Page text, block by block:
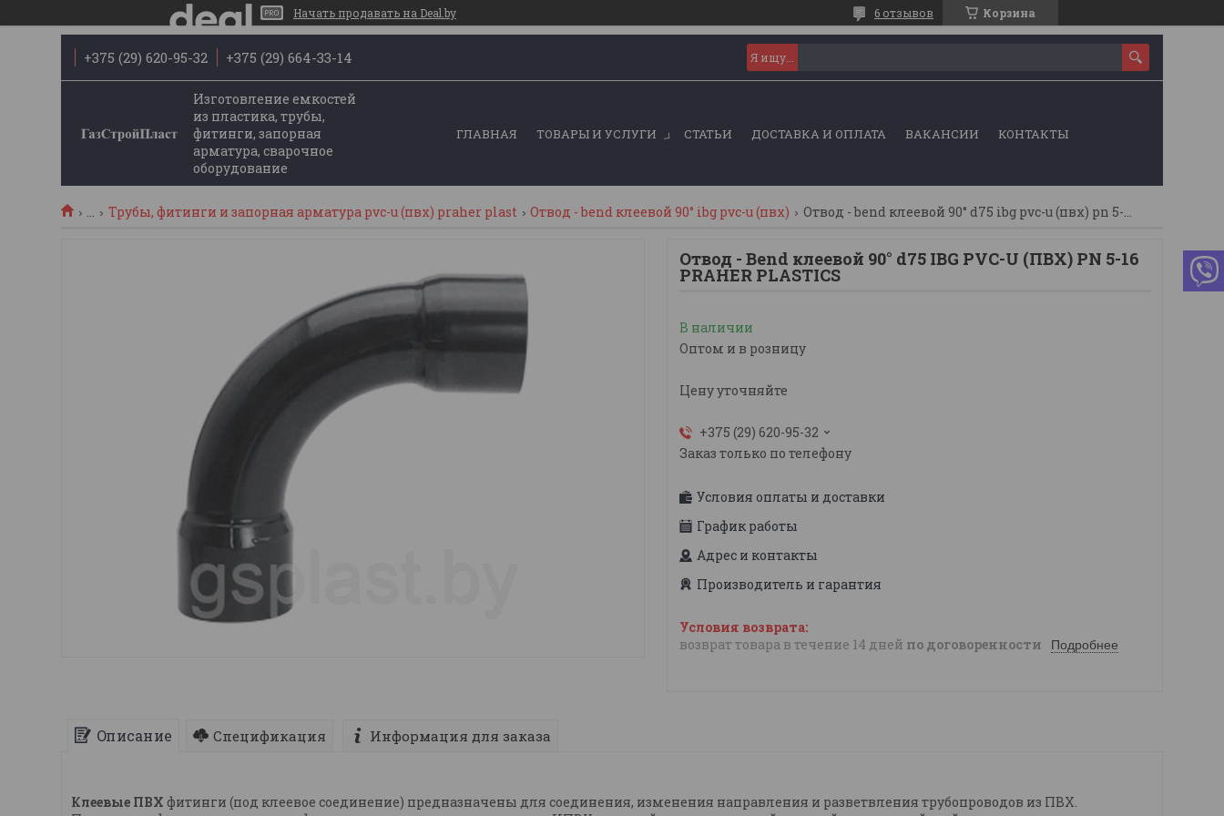
Начать продавать на Deal.by Корзина
6 отзывов
+375 (29) 620-95-32 +375 (29) 664-33-14
Изготовление емкостей
из пластика, трубы,
фитинги, запорная
арматура, сварочное
оборудование
ГЛАВНАЯ ТОВАРЫ И УСЛУГИ СТАТЬИ ДОСТАВКА И ОПЛАТА ВАКАНСИИ КОНТАКТЫ
... Трубы, фитинги и запорная арматура pvc-u (пвх) praher plast Отвод - bend клеевой 90° ibg pvc-u (пвх) Отвод - bend клеевой 90° d75 ibg pvc-u (пвх) pn 5-16 praher plastics
Отвод - Bend клеевой 90° d75 IBG PVC-U (ПВХ) PN 5-16
PRAHER PLASTICS
В наличии
Оптом и в розницу
Цену уточняйте
+375 (29) 620-95-32
Заказ только по телефону
Условия оплаты и доставки
График работы
Адрес и контакты
Производитель и гарантия
возврат товара в течение 14 дней по договоренности Подробнее
Описание Спецификация Информация для заказа
Клеевые ПВХ фитинги (под клеевое соединение) предназначены для соединения, изменения направления и разветвления трубопроводов из ПВХ.